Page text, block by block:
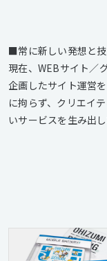
■常に新しい発想と技
現在、WEBサイト／
企画したサイト運営
に拘らず、クリエイ
いサービスを生み出し